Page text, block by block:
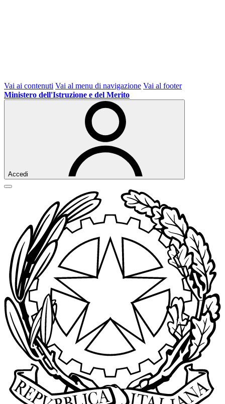
Vai ai contenuti Vai al menu di navigazione Vai al footer
Ministero dell'Istruzione e del Merito
Accedi